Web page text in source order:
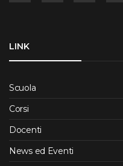
LINK
Scuola
Corsi
Docenti
News ed Eventi